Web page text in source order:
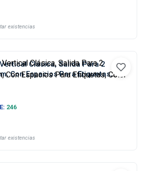
existencias
Clásica, Salida Para 2
Con Espacios Para Etiquetas,
246
existencias